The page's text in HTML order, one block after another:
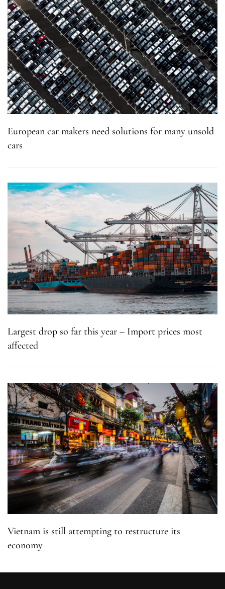
European car makers need solutions for many unsold
cars
Largest drop so far this year – Import prices most
affected
Vietnam is still attempting to restructure its
economy